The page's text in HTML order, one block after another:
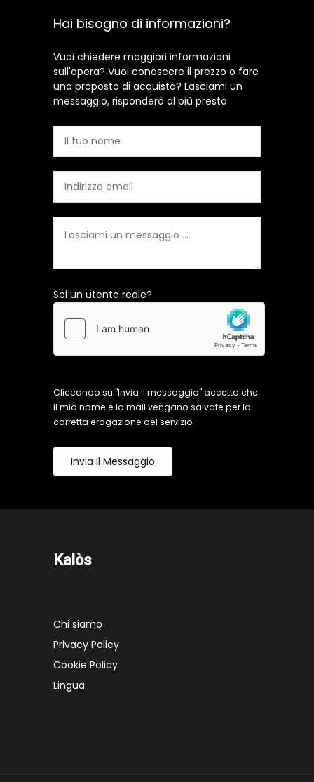
Hai bisogno di informazioni?
Vuoi chiedere maggiori informazioni
sull'opera? Vuoi conoscere il prezzo o fare
una proposta di acquisto? Lasciami un
messaggio, risponderò al più presto
Sei un utente reale?
Cliccando su "Invia il messaggio" accetto che
il mio nome e la mail vengano salvate per la
corretta erogazione del servizio
Invia Il Messaggio
Kalòs
Chi siamo
Privacy Policy
Cookie Policy
Lingua